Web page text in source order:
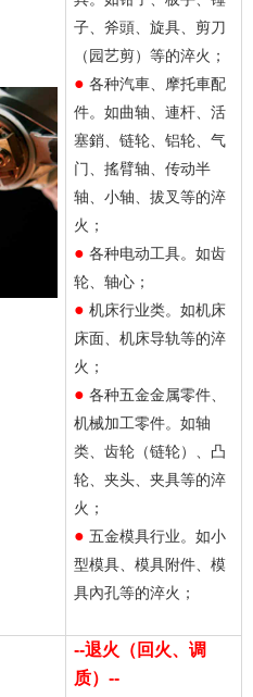
子、斧頭、旋具、剪刀
（园艺剪）等的淬火；
● 各种汽車、摩托車配
件。如曲轴、連杆、活
塞銷、链轮、铝轮、气
门、搖臂轴、传动半
轴、小轴、拔叉等的淬
火；
● 各种电动工具。如齿
轮、轴心；
● 机床行业类。如机床
床面、机床导轨等的淬
火；
● 各种五金金属零件、
机械加工零件。如轴
类、齿轮（链轮）、凸
轮、夹头、夹具等的淬
火；
● 五金模具行业。如小
型模具、模具附件、模
具內孔等的淬火；
--退火（回火、调
质）--